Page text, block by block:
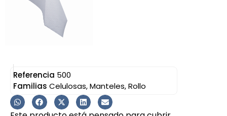
Referencia 500
Familias Celulosas,Manteles,Rollo